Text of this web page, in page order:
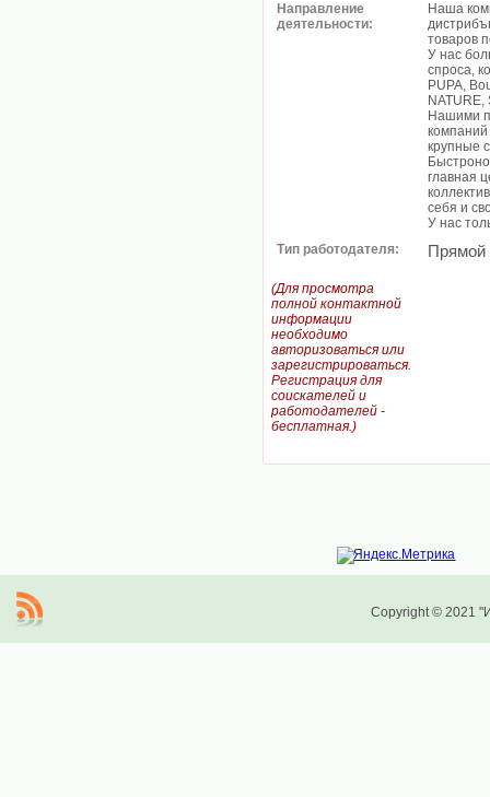
Направление
деятельности:
Наша
товаров
У нас
спроса,
PUPA,
NATURE,
Нашими
крупные
главная
себя и
У нас
Тип работодателя:
Прямой
(Для просмотра
полной контактной
информации
необходимо
авторизоваться или
зарегистрироваться.
Регистрация для
соискателей и
работодателей -
бесплатная.)
Copyright © 2021